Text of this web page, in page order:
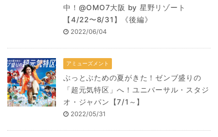
中！@OMO7大阪 by 星野リゾート
【4/22〜8/31】《後編》
2022/06/04
アミューズメント
ぶっとぶための夏がきた！ゼンブ盛りの
「超元気特区」へ！ユニバーサル・スタジ
オ・ジャパン【7/1～】
2022/05/31